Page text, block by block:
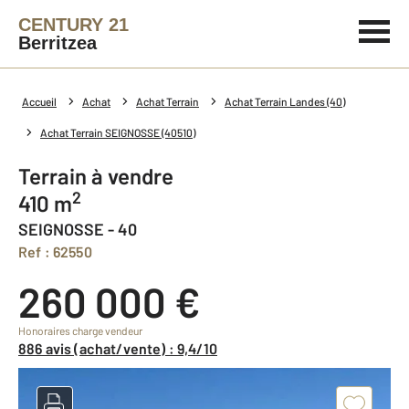
CENTURY 21
Berritzea
Accueil Achat Achat Terrain Achat Terrain Landes (40)
Achat Terrain SEIGNOSSE (40510)
Terrain à vendre
410 m2
SEIGNOSSE - 40
Ref : 62550
260 000 €
Honoraires charge vendeur
886 avis (achat/vente) : 9,4/10